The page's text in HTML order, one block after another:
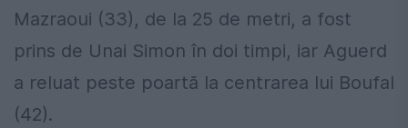
Mazraoui (33), de la 25 de metri, a fost
prins de Unai Simon în doi timpi, iar Aguerd
a reluat peste poartă la centrarea lui Boufal
(42).